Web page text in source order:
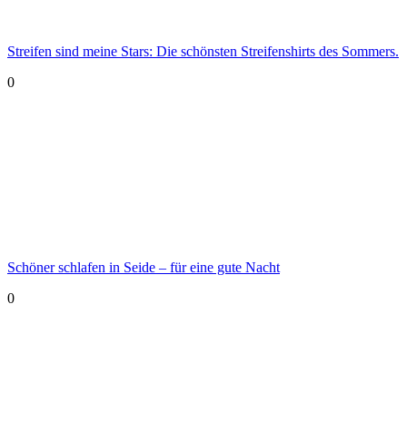
Streifen sind meine Stars: Die schönsten Streifenshirts des Sommers.
0
Schöner schlafen in Seide – für eine gute Nacht
0